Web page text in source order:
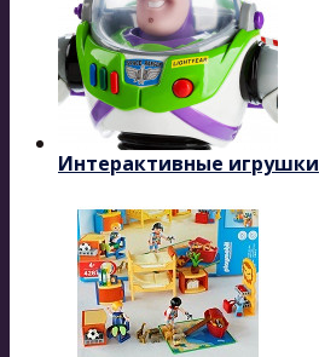
Интерактивные игрушки